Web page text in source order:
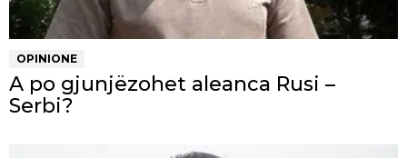
OPINIONE
A po gjunjëzohet aleanca Rusi –
Serbi?